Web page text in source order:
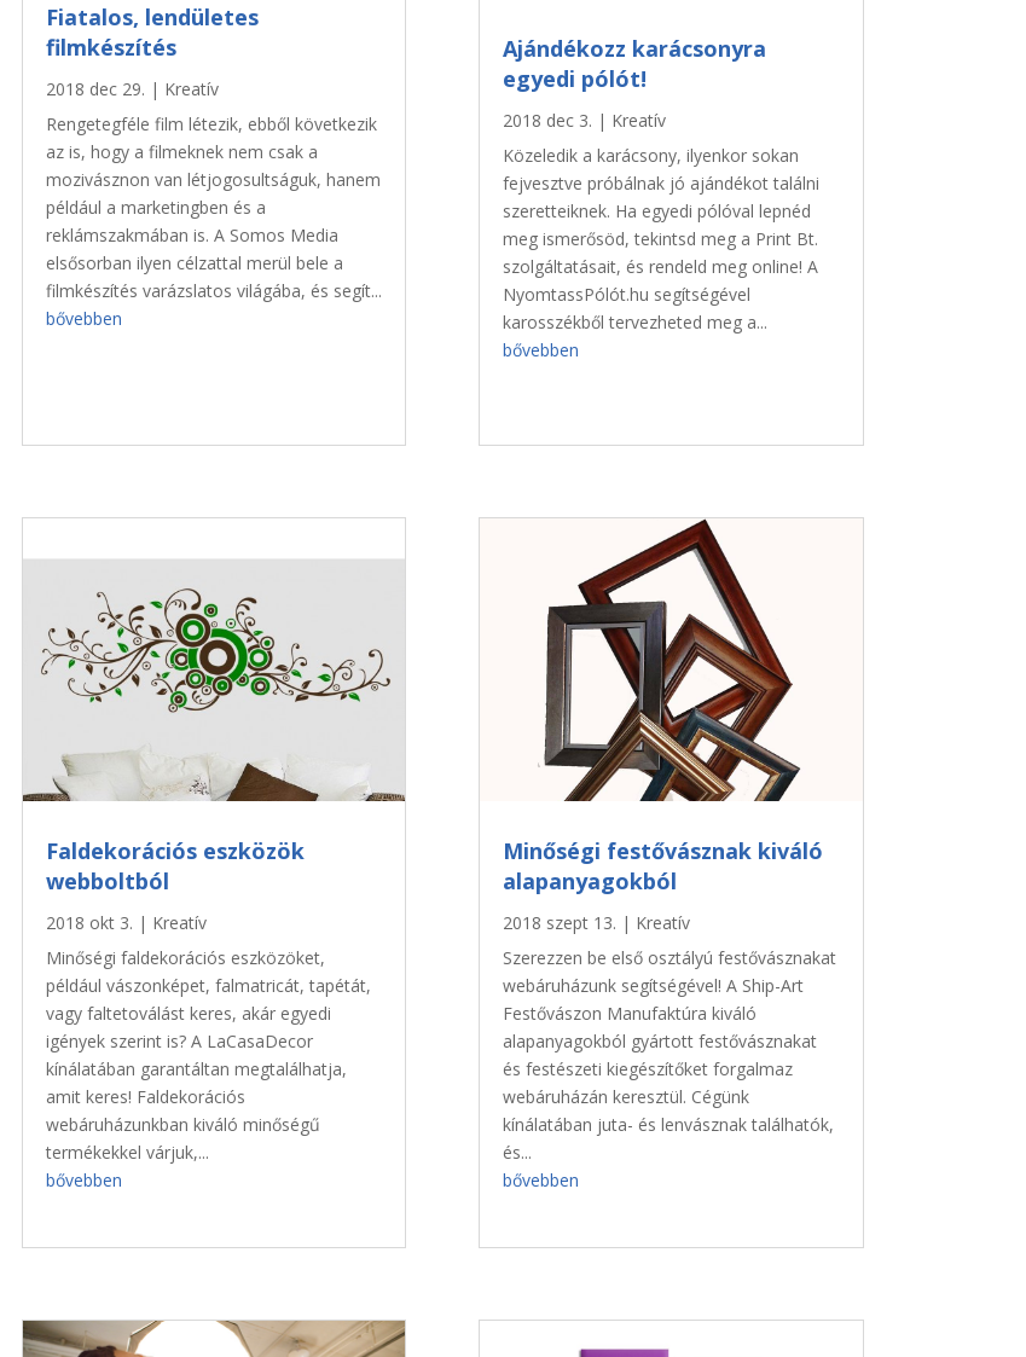
Fiatalos, lendületes
filmkészítés
2018 dec 29. | Kreatív
Rengetegféle film létezik, ebből következik
az is, hogy a filmeknek nem csak a
mozivásznon van létjogosultságuk, hanem
például a marketingben és a
reklámszakmában is. A Somos Media
elsősorban ilyen célzattal merül bele a
filmkészítés varázslatos világába, és segít...
bővebben
Faldekorációs eszközök
webboltból
2018 okt 3. | Kreatív
Minőségi faldekorációs eszközöket,
például vászonképet, falmatricát, tapétát,
vagy faltetoválást keres, akár egyedi
igények szerint is? A LaCasaDecor
kínálatában garantáltan megtalálhatja,
amit keres! Faldekorációs
webáruházunkban kiváló minőségű
termékekkel várjuk,...
bővebben
Ajándékozz karácsonyra
egyedi pólót!
2018 dec 3. | Kreatív
Közeledik a karácsony, ilyenkor sokan
fejvesztve próbálnak jó ajándékot találni
szeretteiknek. Ha egyedi pólóval lepnéd
meg ismerősöd, tekintsd meg a Print Bt.
szolgáltatásait, és rendeld meg online! A
NyomtassPólót.hu segítségével
karosszékből tervezheted meg a...
bővebben
Minőségi festővásznak kiváló
alapanyagokból
2018 szept 13. | Kreatív
Szerezzen be első osztályú festővásznakat
webáruházunk segítségével! A Ship-Art
Festővászon Manufaktúra kiváló
alapanyagokból gyártott festővásznakat
és festészeti kiegészítőket forgalmaz
webáruházán keresztül. Cégünk
kínálatában juta- és lenvásznak találhatók,
és...
bővebben